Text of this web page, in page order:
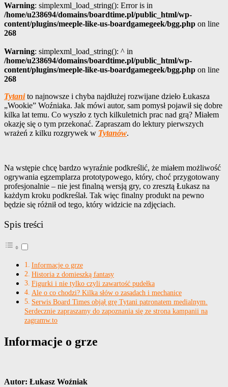
Warning: simplexml_load_string(): Error is in
/home/u238694/domains/boardtime.pl/public_html/wp-
content/plugins/meeple-like-us-boardgamegeek/bgg.php on line
268
Warning: simplexml_load_string(): ^ in
/home/u238694/domains/boardtime.pl/public_html/wp-
content/plugins/meeple-like-us-boardgamegeek/bgg.php on line
268
Tytanito najnowsze i chyba najdłużej rozwijane dzieło Łukasza
„Wookie” Woźniaka. Jak mówi autor, sam pomysł pojawił się dobre
kilka lat temu. Co wyszło z tych kilkuletnich prac nad grą? Miałem
okazję się o tym przekonać. Zapraszam do lektury pierwszych
wrażeń z kilku rozgrywek w Tytanów.
Na wstępie chcę bardzo wyraźnie podkreślić, że miałem możliwość
ogrywania egzemplarza prototypowego, który, choć przygotowany
profesjonalnie – nie jest finalną wersją gry, co zresztą Łukasz na
każdym kroku podkreślał. Tak więc finalny produkt na pewno
będzie się różnił od tego, który widzicie na zdjęciach.
Spis treści
Informacje o grze
Historia z domieszką fantasy
Figurki i nie tylko czyli zawartość pudełka
Ale o co chodzi? Kilka słów o zasadach i mechanice
Serwis Board Times objął grę Tytani patronatem medialnym.
Serdecznie zapraszamy do zapoznania się ze strona kampanii na
zagramw.to
Informacje o grze
Autor: Łukasz Woźniak